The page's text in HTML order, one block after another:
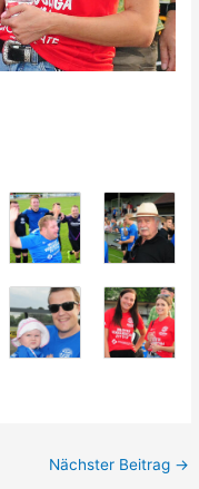
Nächster Beitrag →